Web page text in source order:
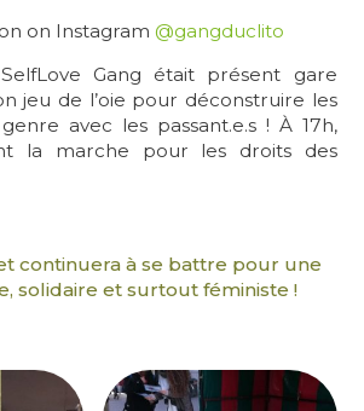
on Instagram @gangduclito
Gang était présent gare
jeu de l’oie pour déconstruire les
avec les passant.e.s ! À 17h,
la marche pour les droits des
continuera à se battre pour une
solidaire et surtout féministe !